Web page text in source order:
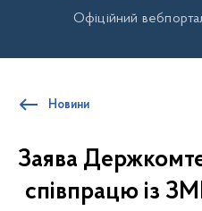
Офіційний
Новини
Заява
співпрацю із